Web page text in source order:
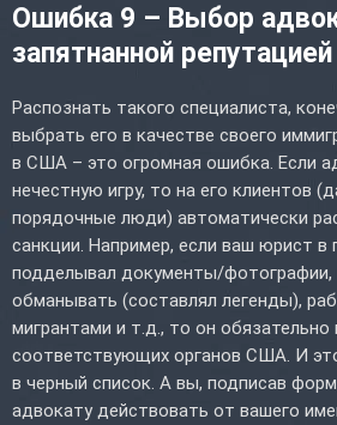
Ошибка 9 – Выбор
запятнанной репутацией
Распознать такого специалиста,
выбрать его в качестве своего
в США – это огромная ошибка. Если
нечестную игру, то на его клиентов
порядочные люди) автоматически
санкции. Например, если ваш юрист в
подделывал документы/фотографии,
обманывать (составлял легенды),
мигрантами и т.д., то он обязательно
соответствующих органов США. И
в черный список. А вы, подписав
адвокату действовать от вашего